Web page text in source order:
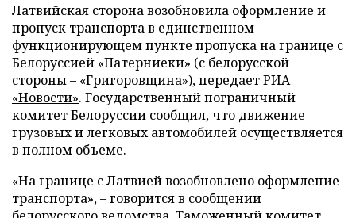
Латвийская сторона возобновила оформление и
пропуск транспорта в единственном
функционирующем пункте пропуска на границе с
Белоруссией «Патерниеки» (с белорусской
стороны – «Григоровщина»), передаетРИА
«Новости». Государственный пограничный
комитет Белоруссии сообщил, что движение
грузовых и легковых автомобилей осуществляется
в полном объеме.
«На границе с Латвией возобновлено оформление
транспорта», – говорится в сообщении